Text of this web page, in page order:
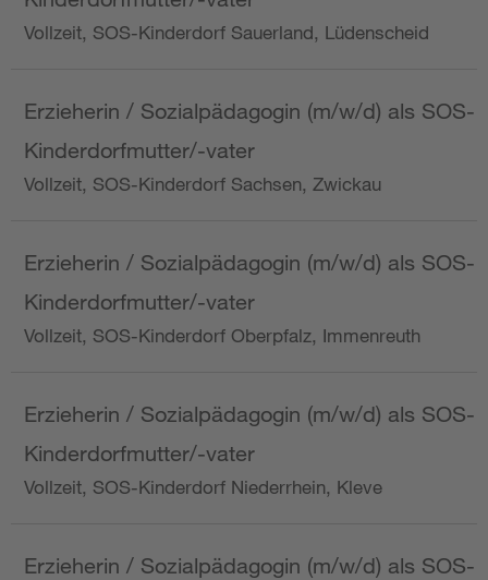
Vollzeit, SOS-Kinderdorf Sauerland, Lüdenscheid
Erzieherin / Sozialpädagogin (m/w/d) als SOS-
Kinderdorfmutter/-vater
Vollzeit, SOS-Kinderdorf Sachsen, Zwickau
Erzieherin / Sozialpädagogin (m/w/d) als SOS-
Kinderdorfmutter/-vater
Vollzeit, SOS-Kinderdorf Oberpfalz, Immenreuth
Erzieherin / Sozialpädagogin (m/w/d) als SOS-
Kinderdorfmutter/-vater
Vollzeit, SOS-Kinderdorf Niederrhein, Kleve
Erzieherin / Sozialpädagogin (m/w/d) als SOS-